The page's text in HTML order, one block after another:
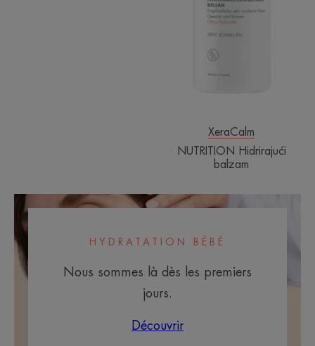
XeraCalm
NUTRITION Hidrirajući
balzam
HYDRATATION BÉBÉ
Nous sommes là dès les premiers
jours.
Découvrir